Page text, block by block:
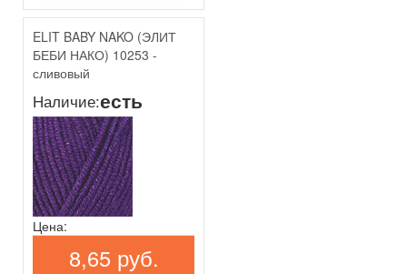
ELIT BABY NAKO (ЭЛИТ
БЕБИ НАКО) 10253 -
сливовый
Наличие:есть
Цена:
8,65 руб.